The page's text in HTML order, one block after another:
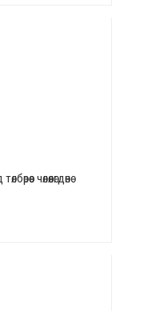
чөлөөлөгдөнө